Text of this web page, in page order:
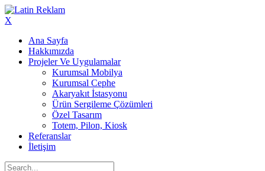
X
Ana Sayfa
Hakkımızda
Projeler Ve Uygulamalar
Kurumsal Mobilya
Kurumsal Cephe
Akaryakıt İstasyonu
Ürün Sergileme Çözümleri
Özel Tasarım
Totem, Pilon, Kiosk
Referanslar
İletişim